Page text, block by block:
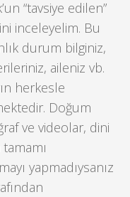
“tavsiye edilen”
inceleyelim. Bu
durum bilginiz,
aileniz vb.
herkesle
Doğum
ve videolar, dini
yapmadıysanız